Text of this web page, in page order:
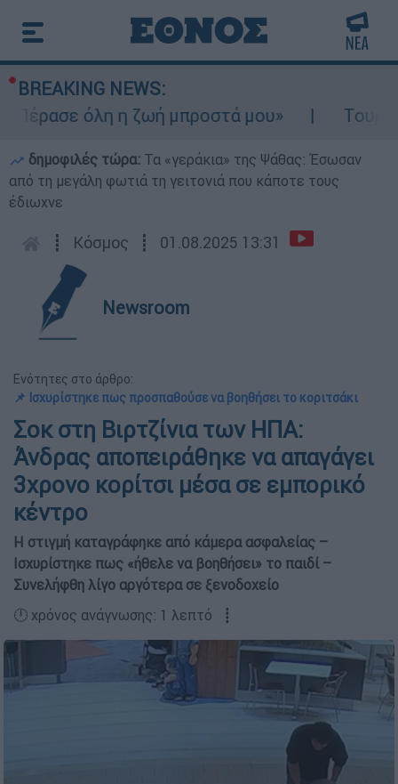
BREAKING NEWS:
όλη η ζωή μπροστά μου»
δημοφιλές τώρα: Τα «γεράκια» της Ψάθας: Έσωσαν
από τη μεγάλη φωτιά τη γειτονιά που κάποτε τους
έδιωχνε
┋ Κόσμος ┋ 01.08.2025 13:31
Newsroom
Ενότητες στο άρθρο:
📌 Ισχυρίστηκε πως προσπαθούσε να βοηθήσει το κοριτσάκι
Σοκ στη Βιρτζίνια των ΗΠΑ:
Άνδρας αποπειράθηκε να απαγάγει
3χρονο κορίτσι μέσα σε εμπορικό
κέντρο
Η στιγμή καταγράφηκε από κάμερα ασφαλείας –
Ισχυρίστηκε πως «ήθελε να βοηθήσει» το παιδί –
Συνελήφθη λίγο αργότερα σε ξενοδοχείο
🕛 χρόνος ανάγνωσης: 1 λεπτό ┋